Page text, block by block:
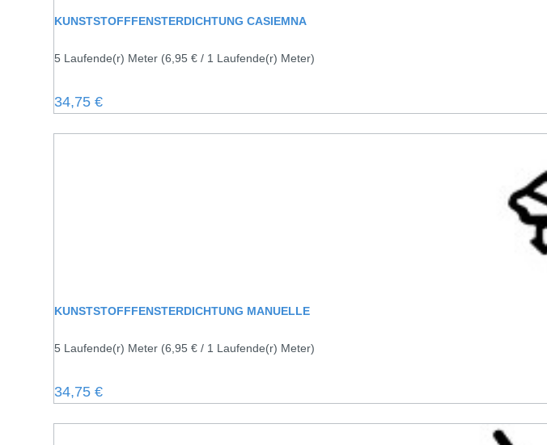
KUNSTSTOFFFENSTERDICHTUNG CASIEMNA
5 Laufende(r) Meter (6,95 € / 1 Laufende(r) Meter)
Regulärer Preis:
34,75 €
KUNSTSTOFFFENSTERDICHTUNG MANUELLE
5 Laufende(r) Meter (6,95 € / 1 Laufende(r) Meter)
Regulärer Preis:
34,75 €